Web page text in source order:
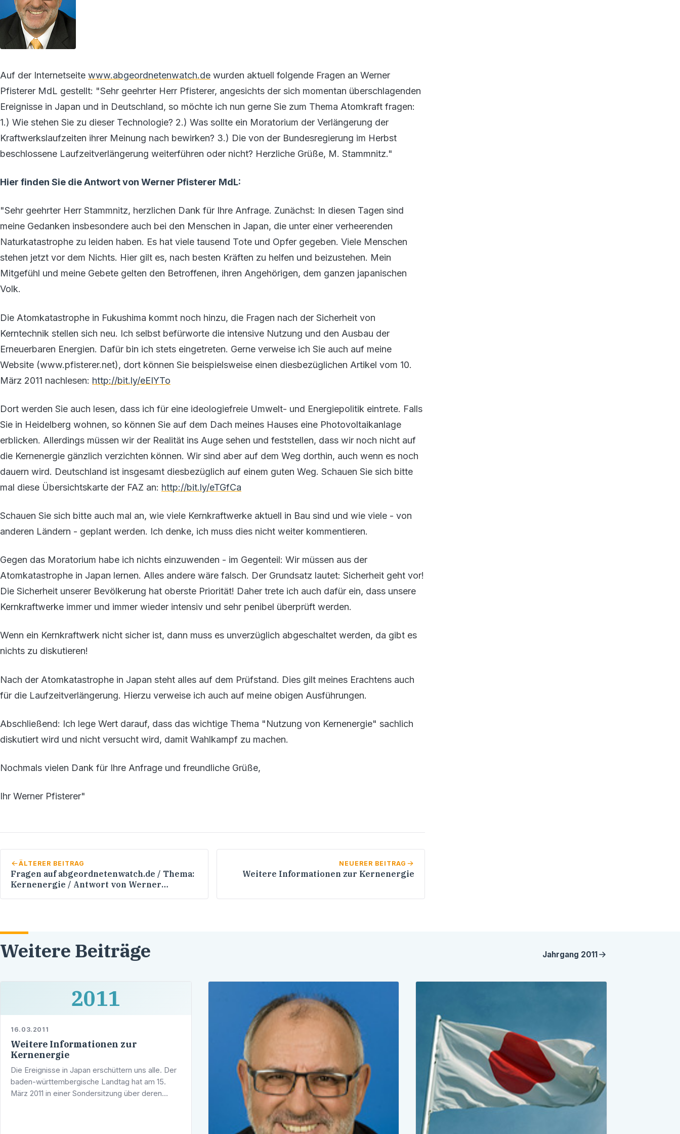
Auf der Internetseite www.abgeordnetenwatch.de wurden aktuell folgende Fragen an Werner
Pfisterer MdL gestellt: "Sehr geehrter Herr Pfisterer, angesichts der sich momentan überschlagenden
Ereignisse in Japan und in Deutschland, so möchte ich nun gerne Sie zum Thema Atomkraft fragen:
1.) Wie stehen Sie zu dieser Technologie? 2.) Was sollte ein Moratorium der Verlängerung der
Kraftwerkslaufzeiten ihrer Meinung nach bewirken? 3.) Die von der Bundesregierung im Herbst
beschlossene Laufzeitverlängerung weiterführen oder nicht? Herzliche Grüße, M. Stammnitz."
Hier finden Sie die Antwort von Werner Pfisterer MdL:
"Sehr geehrter Herr Stammnitz, herzlichen Dank für Ihre Anfrage. Zunächst: In diesen Tagen sind
meine Gedanken insbesondere auch bei den Menschen in Japan, die unter einer verheerenden
Naturkatastrophe zu leiden haben. Es hat viele tausend Tote und Opfer gegeben. Viele Menschen
stehen jetzt vor dem Nichts. Hier gilt es, nach besten Kräften zu helfen und beizustehen. Mein
Mitgefühl und meine Gebete gelten den Betroffenen, ihren Angehörigen, dem ganzen japanischen
Volk.
Die Atomkatastrophe in Fukushima kommt noch hinzu, die Fragen nach der Sicherheit von
Kerntechnik stellen sich neu. Ich selbst befürworte die intensive Nutzung und den Ausbau der
Erneuerbaren Energien. Dafür bin ich stets eingetreten. Gerne verweise ich Sie auch auf meine
Website (www.pfisterer.net), dort können Sie beispielsweise einen diesbezüglichen Artikel vom 10.
März 2011 nachlesen: http://bit.ly/eEIYTo
Dort werden Sie auch lesen, dass ich für eine ideologiefreie Umwelt- und Energiepolitik eintrete. Falls
Sie in Heidelberg wohnen, so können Sie auf dem Dach meines Hauses eine Photovoltaikanlage
erblicken. Allerdings müssen wir der Realität ins Auge sehen und feststellen, dass wir noch nicht auf
die Kernenergie gänzlich verzichten können. Wir sind aber auf dem Weg dorthin, auch wenn es noch
dauern wird. Deutschland ist insgesamt diesbezüglich auf einem guten Weg. Schauen Sie sich bitte
mal diese Übersichtskarte der FAZ an: http://bit.ly/eTGfCa
Schauen Sie sich bitte auch mal an, wie viele Kernkraftwerke aktuell in Bau sind und wie viele - von
anderen Ländern - geplant werden. Ich denke, ich muss dies nicht weiter kommentieren.
Gegen das Moratorium habe ich nichts einzuwenden - im Gegenteil: Wir müssen aus der
Atomkatastrophe in Japan lernen. Alles andere wäre falsch. Der Grundsatz lautet: Sicherheit geht vor!
Die Sicherheit unserer Bevölkerung hat oberste Priorität! Daher trete ich auch dafür ein, dass unsere
Kernkraftwerke immer und immer wieder intensiv und sehr penibel überprüft werden.
Wenn ein Kernkraftwerk nicht sicher ist, dann muss es unverzüglich abgeschaltet werden, da gibt es
nichts zu diskutieren!
Nach der Atomkatastrophe in Japan steht alles auf dem Prüfstand. Dies gilt meines Erachtens auch
für die Laufzeitverlängerung. Hierzu verweise ich auch auf meine obigen Ausführungen.
Abschließend: Ich lege Wert darauf, dass das wichtige Thema "Nutzung von Kernenergie" sachlich
diskutiert wird und nicht versucht wird, damit Wahlkampf zu machen.
Nochmals vielen Dank für Ihre Anfrage und freundliche Grüße,
Ihr Werner Pfisterer"
ÄLTERER BEITRAG
Fragen auf abgeordnetenwatch.de / Thema:
Kernenergie / Antwort von Werner
NEUERER BEITRAG
Weitere Informationen zur Kernenergie
Weitere Beiträge Jahrgang 2011
2011
16.03.2011
Weitere Informationen zur
Kernenergie
Die Ereignisse in Japan erschüttern uns alle. Der
baden-württembergische Landtag hat am 15.
März 2011 in einer Sondersitzung über deren